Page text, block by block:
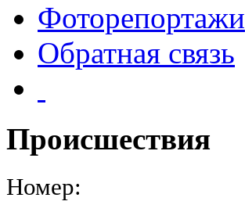
Фоторепортажи
Обратная связь
Происшествия
Номер: